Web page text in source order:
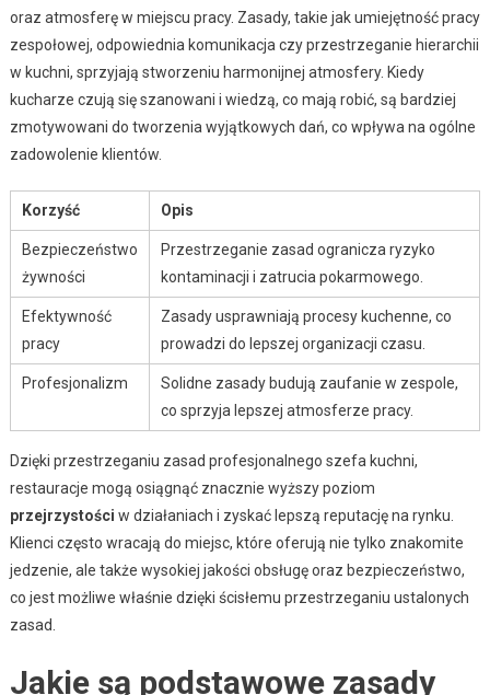
oraz atmosferę w miejscu pracy. Zasady, takie jak umiejętność pracy
zespołowej, odpowiednia komunikacja czy przestrzeganie hierarchii
w kuchni, sprzyjają stworzeniu harmonijnej atmosfery. Kiedy
kucharze czują się szanowani i wiedzą, co mają robić, są bardziej
zmotywowani do tworzenia wyjątkowych dań, co wpływa na ogólne
zadowolenie klientów.
Korzyść Opis
Bezpieczeństwo
żywności
Przestrzeganie zasad ogranicza ryzyko
kontaminacji i zatrucia pokarmowego.
Efektywność
pracy
Zasady usprawniają procesy kuchenne, co
prowadzi do lepszej organizacji czasu.
Profesjonalizm
Solidne zasady budują zaufanie w zespole,
co sprzyja lepszej atmosferze pracy.
Dzięki przestrzeganiu zasad profesjonalnego szefa kuchni,
restauracje mogą osiągnąć znacznie wyższy poziom
przejrzystości w działaniach i zyskać lepszą reputację na rynku.
Klienci często wracają do miejsc, które oferują nie tylko znakomite
jedzenie, ale także wysokiej jakości obsługę oraz bezpieczeństwo,
co jest możliwe właśnie dzięki ścisłemu przestrzeganiu ustalonych
zasad.
Jakie są podstawowe zasady